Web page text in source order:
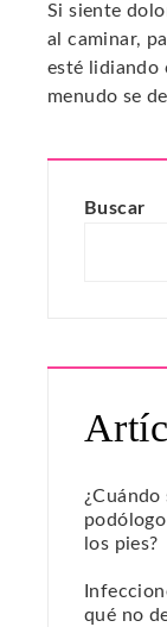
Si siente
al caminar,
esté lidiando
menudo se
Buscar
los pies?
qué no